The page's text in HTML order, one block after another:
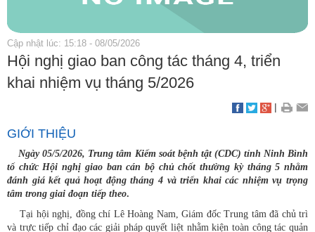
Cập nhật lúc: 15:18 - 08/05/2026
Hội nghị giao ban công tác tháng 4, triển
khai nhiệm vụ tháng 5/2026
|
GIỚI THIỆU
Ngày 05/5/2026, Trung tâm Kiểm soát bệnh tật (CDC) tỉnh Ninh Bình
tổ chức Hội nghị giao ban cán bộ chủ chốt thường kỳ tháng 5 nhằm
đánh giá kết quả hoạt động tháng 4 và triển khai các nhiệm vụ trọng
tâm trong giai đoạn tiếp theo.
Tại hội nghị, đồng chí Lê Hoàng Nam, Giám đốc Trung tâm đã chủ trì
và trực tiếp chỉ đạo các giải pháp quyết liệt nhằm kiện toàn công tác quản